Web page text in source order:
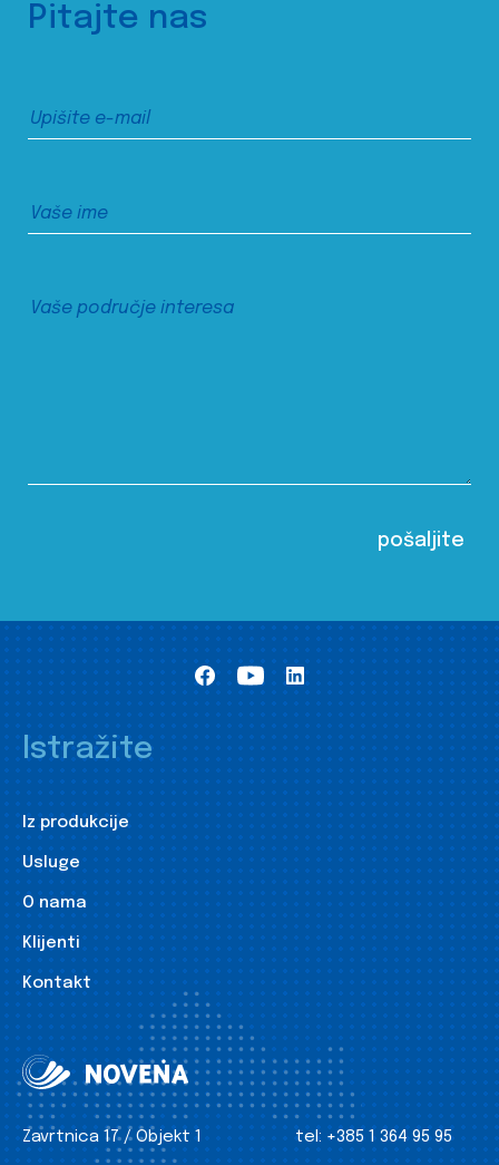
Pitajte nas
Istražite
Iz produkcije
Usluge
O nama
Klijenti
Kontakt
Zavrtnica 17 / Objekt 1
tel: +385 1 364 95 95